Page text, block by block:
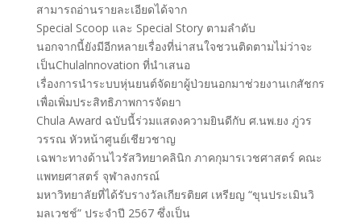
สามารถอ่านรายละเอียดได้จาก
Special Scoop และ Special Story ตามลำดับ
นอกจากนี้ยังมีอีกหลายเรื่องที่น่าสนใจชวนติดตามไม่ว่าจะ
เป็นChulalnnovation ที่นำเสนอ
เรื่องการนำระบบหุ่นยนต์จัดยาผู้ป่วยนอกมาช่วยงานเกสัชกร
เพื่อเพิ่มประสิทธิภาพการจัดยา
Chula Award ฉบับนี้ร่วมแสดงความยินดีกับ ศ.นพ.ยง ภู่วร
วรรณ หัวหน้าศูนย์เชียวชาญ
เฉพาะทางด้านไวรัสวิทยาคลินิก ภาคกุมารเวชศาสตร์ คณะ
แพทยศาสตร์ จุฬาลงกรณ์
มหาวิทยาลัยที่ได้รับรางวัลเกียรติยศ เหรียญ “ขุนประเมินวิ
มลเวชช์” ประจำปี 2567 ซึ่งเป็น